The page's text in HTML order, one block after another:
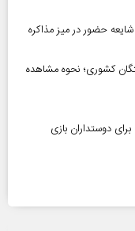
حضور در میز مذاکره
بازنشستگان کشوری؛ نحوه مشاهده